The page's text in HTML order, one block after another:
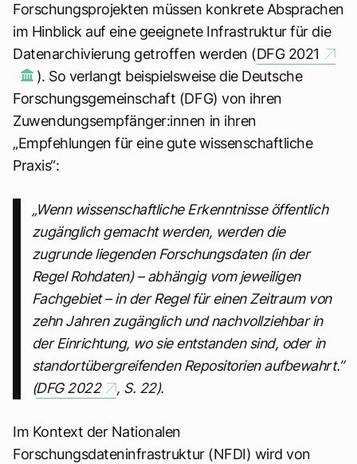
Forschungsprojekten müssen konkrete Absprachen
im Hinblick auf eine geeignete Infrastruktur für die
Datenarchivierung getroffen werden (DFG 2021
). So verlangt beispielsweise die Deutsche
Forschungsgemeinschaft (DFG) von ihren
Zuwendungsempfänger:innen in ihren
„Empfehlungen für eine gute wissenschaftliche
Praxis“:
„Wenn wissenschaftliche Erkenntnisse öffentlich
zugänglich gemacht werden, werden die
zugrunde liegenden Forschungsdaten (in der
Regel Rohdaten) – abhängig vom jeweiligen
Fachgebiet – in der Regel für einen Zeitraum von
zehn Jahren zugänglich und nachvollziehbar in
der Einrichtung, wo sie entstanden sind, oder in
standortübergreifenden Repositorien aufbewahrt.”
(DFG 2022 , S. 22).
Im Kontext der Nationalen
Forschungsdateninfrastruktur (NFDI) wird von